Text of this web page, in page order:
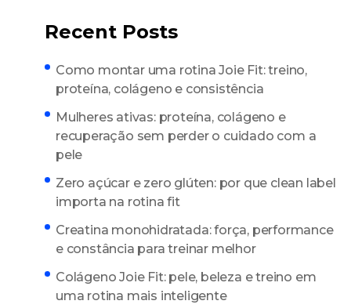
Recent Posts
Como montar uma rotina Joie Fit: treino,
proteína, colágeno e consistência
Mulheres ativas: proteína, colágeno e
recuperação sem perder o cuidado com a
pele
Zero açúcar e zero glúten: por que clean label
importa na rotina fit
Creatina monohidratada: força, performance
e constância para treinar melhor
Colágeno Joie Fit: pele, beleza e treino em
uma rotina mais inteligente